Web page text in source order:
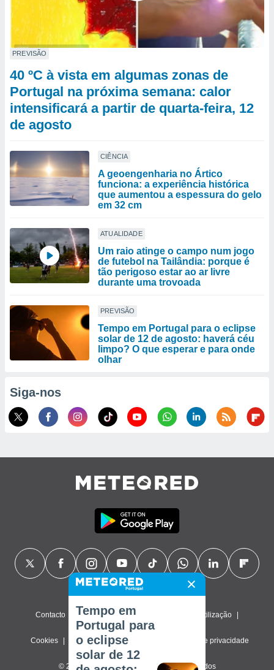
PREVISÃO
40 ºC à vista em algumas zonas de
Portugal na próxima semana: calor
intensificará a partir de quarta-feira, 12
de agosto
CIÊNCIA
A geoengenharia no Ártico
funciona: a experiência histórica
que aumentou a espessura do gelo
em 32 cm
ATUALIDADE
Um raio atinge o campo num jogo
de futebol na Tailândia: porque é
tão perigoso estar ao ar livre
durante uma trovoada
PREVISÃO
Tempo em Portugal para o eclipse
solar de 12 de agosto: haverá céu
limpo? O que esperar e para onde
olhar
Siga-nos
Contacto Sobre nós FAQ Termos de utilização
Cookies Política de privacidade Definições de privacidade
© 2026 Meteored. Todos os direitos reservados
Tempo em
Portugal para
o eclipse
solar de 12